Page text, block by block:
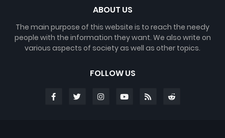
ABOUT US
The main purpose of this website is to reach the needy
people with the information they want. We also write on
various aspects of society as well as other topics.
FOLLOW US